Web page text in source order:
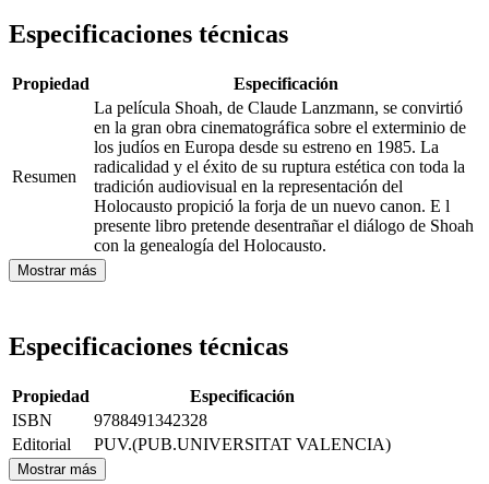
Especificaciones técnicas
Propiedad Especificación
Resumen
La película Shoah, de Claude Lanzmann, se convirtió
en la gran obra cinematográfica sobre el exterminio de
los judíos en Europa desde su estreno en 1985. La
radicalidad y el éxito de su ruptura estética con toda la
tradición audiovisual en la representación del
Holocausto propició la forja de un nuevo canon. E l
presente libro pretende desentrañar el diálogo de Shoah
con la genealogía del Holocausto.
Mostrar más
Especificaciones técnicas
Propiedad
Especificación
ISBN
9788491342328
Editorial
PUV.(PUB.UNIVERSITAT VALENCIA)
Mostrar más